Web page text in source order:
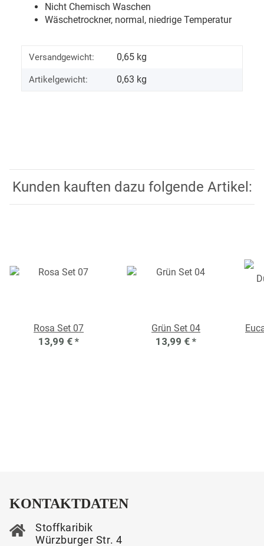
Nicht Chemisch Waschen
Wäschetrockner, normal, niedrige Temperatur
Versandgewicht: 0,65 kg
Artikelgewicht: 0,63 kg
Kunden kauften dazu folgende Artikel:
Rosa Set 07
13,99 € *
Grün Set 04
13,99 € *
KONTAKTDATEN
Stoffkaribik
Würzburger Str. 4